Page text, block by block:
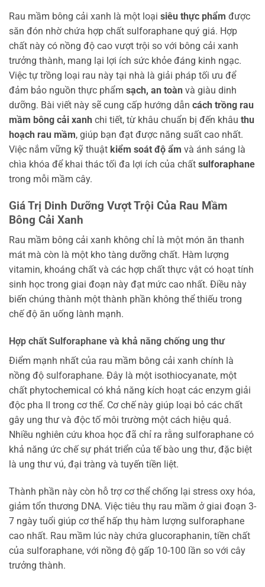
Rau mầm bông cải xanh là một loại siêu thực phẩm được
săn đón nhờ chứa hợp chất sulforaphane quý giá. Hợp
chất này có nồng độ cao vượt trội so với bông cải xanh
trưởng thành, mang lại lợi ích sức khỏe đáng kinh ngạc.
Việc tự trồng loại rau này tại nhà là giải pháp tối ưu để
đảm bảo nguồn thực phẩm sạch, an toàn và giàu dinh
dưỡng. Bài viết này sẽ cung cấp hướng dẫn cách trồng rau
mầm bông cải xanh chi tiết, từ khâu chuẩn bị đến khâu thu
hoạch rau mầm, giúp bạn đạt được năng suất cao nhất.
Việc nắm vững kỹ thuật kiểm soát độ ẩm và ánh sáng là
chìa khóa để khai thác tối đa lợi ích của chất sulforaphane
trong mỗi mầm cây.
Giá Trị Dinh Dưỡng Vượt Trội Của Rau Mầm
Bông Cải Xanh
Rau mầm bông cải xanh không chỉ là một món ăn thanh
mát mà còn là một kho tàng dưỡng chất. Hàm lượng
vitamin, khoáng chất và các hợp chất thực vật có hoạt tính
sinh học trong giai đoạn này đạt mức cao nhất. Điều này
biến chúng thành một thành phần không thể thiếu trong
chế độ ăn uống lành mạnh.
Hợp chất Sulforaphane và khả năng chống ung thư
Điểm mạnh nhất của rau mầm bông cải xanh chính là
nồng độ sulforaphane. Đây là một isothiocyanate, một
chất phytochemical có khả năng kích hoạt các enzym giải
độc pha II trong cơ thể. Cơ chế này giúp loại bỏ các chất
gây ung thư và độc tố môi trường một cách hiệu quả.
Nhiều nghiên cứu khoa học đã chỉ ra rằng sulforaphane có
khả năng ức chế sự phát triển của tế bào ung thư, đặc biệt
là ung thư vú, đại tràng và tuyến tiền liệt.
Thành phần này còn hỗ trợ cơ thể chống lại stress oxy hóa,
giảm tổn thương DNA. Việc tiêu thụ rau mầm ở giai đoạn 3-
7 ngày tuổi giúp cơ thể hấp thụ hàm lượng sulforaphane
cao nhất. Rau mầm lúc này chứa glucoraphanin, tiền chất
của sulforaphane, với nồng độ gấp 10-100 lần so với cây
trưởng thành.